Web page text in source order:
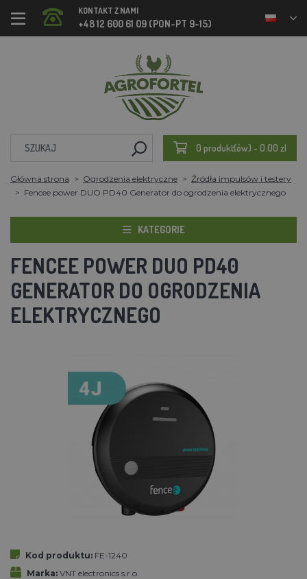
KONTAKT Z NAMI
+48 12 600 61 09 (PON-PT 9-15)
0 produkt(ów) - 0.00 zl
Główna strona Ogrodzenia elektryczne
Źródła impulsów i testery
Fencee power DUO PD40 Generator do ogrodzenia elektrycznego
KATEGORIE
FENCEE POWER DUO PD40
GENERATOR DO OGRODZENIA
ELEKTRYCZNEGO
Kod produktu: FE-1240
Marka: VNT electronics s.r.o.